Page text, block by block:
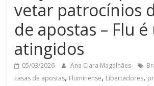
vetar patrocínios
de apostas – Flu
atingidos
05/03/2026 Ana Clara Magalhães
casas de apostas, Fluminense, Libertadores,